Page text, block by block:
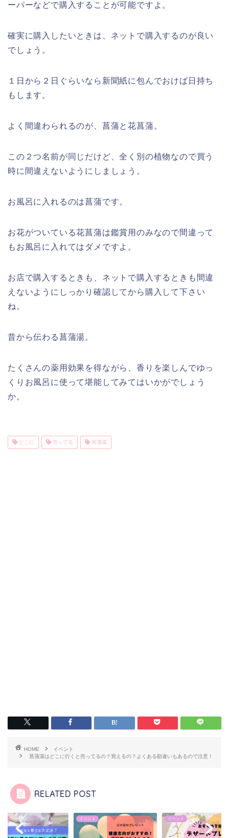
ーパーなどで購入することが可能ですよ。
確実に購入したいときは、ネットで購入するのが良い
でしょう。
１日から２日ぐらいなら新聞紙に包んでおけば日持ち
もします。
よく間違わられるのが、菖蒲と花菖蒲。
この２つ名前が同じだけど、全く別の植物なので買う
時に間違えないようにしましょう。
お風呂に入れるのは菖蒲です。
お花がついている花菖蒲は鑑賞用のみなので間違って
もお風呂に入れてはダメですよ。
お店で購入するときも、ネットで購入するときも間違
えないようにしっかり確認してから購入して下さい
ね。
昔から伝わる菖蒲湯。
たくさんの薬用効果を得ながら、香りを楽しんでゆっ
くりお風呂に使って堪能してみてはいかがでしょう
か。
どこに 売ってる 菖蒲湯
HOME
イベント
菖蒲湯はどこに行くと売ってるの？買えるの？よくある勘違いもあるので注意！
RELATED POST
イベント イベント